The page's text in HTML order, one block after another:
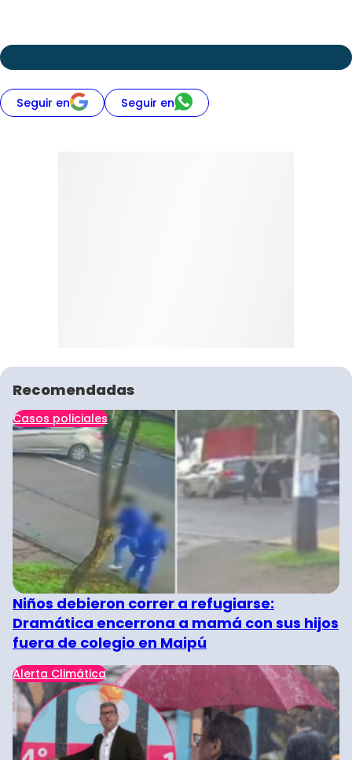
Seguir en Seguir en
Recomendadas
Casos policiales
Niños debieron correr a refugiarse:
Dramática encerrona a mamá con sus hijos
fuera de colegio en Maipú
Alerta Climática